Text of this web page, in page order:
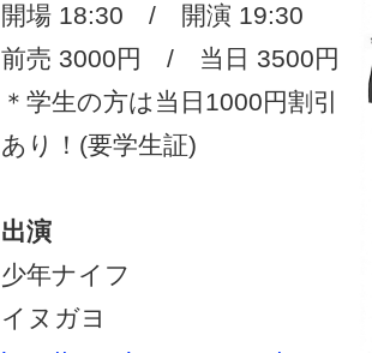
開場 18:30 / 開演 19:30
前売 3000円 / 当日 3500円
＊学生の方は当日1000円割引
あり！(要学生証)
出演
少年ナイフ
イヌガヨ